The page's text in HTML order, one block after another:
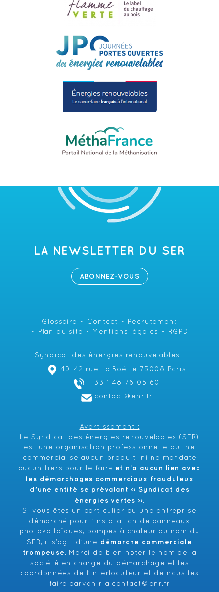
LA NEWSLETTER DU SER
ABONNEZ-VOUS
Glossaire Contact
Recrutement
Plan du site
Mentions légales RGPD
Syndicat des énergies renouvelables :
40-42 rue La Boétie 75008 Paris
+ 33 1 48 78 05 60
contact@enr.fr
Avertissement :
Le Syndicat des énergies renouvelables (SER)
est une organisation professionnelle qui ne
commercialise aucun produit, ni ne mandate
aucun tiers pour le faire et n’a aucun lien avec
les démarchages commerciaux frauduleux
d’une entité se prévalant ‹‹ Syndicat des
énergies vertes ››.
Si vous êtes un particulier ou une entreprise
démarché pour l’installation de panneaux
photovoltaïques, pompes à chaleur au nom du
SER, il s’agit d’une démarche commerciale
trompeuse . Merci de bien noter le nom de la
société en charge du démarchage et les
coordonnées de l’interlocuteur et de nous les
faire parvenir à
contact@enr.fr